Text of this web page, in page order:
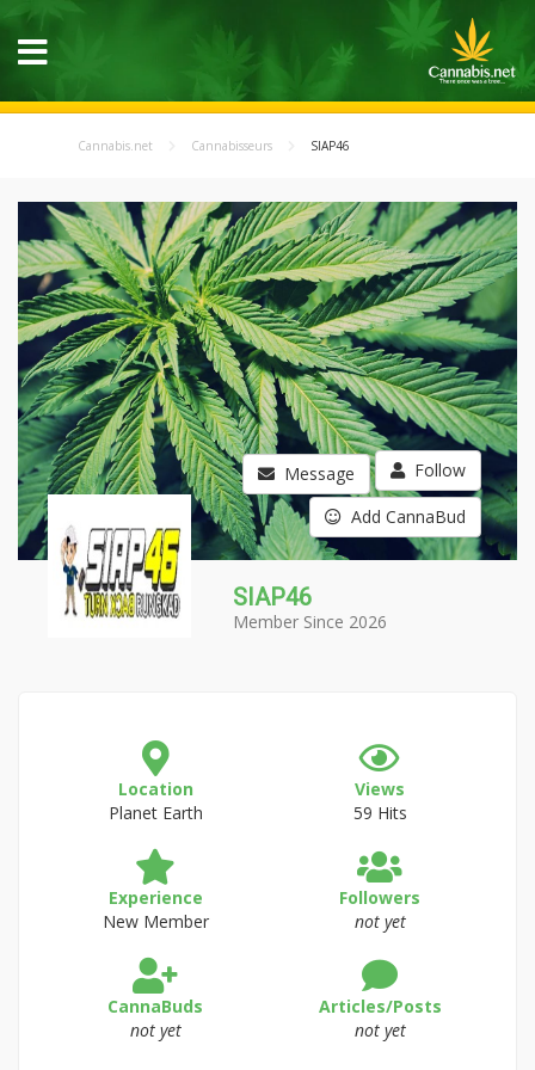
Cannabis.net Cannabisseurs SIAP46
Message Follow
Add CannaBud
SIAP46
Member Since 2026
Location
Planet Earth
Views
59 Hits
Experience
New Member
Followers
not yet
CannaBuds
not yet
Articles/Posts
not yet